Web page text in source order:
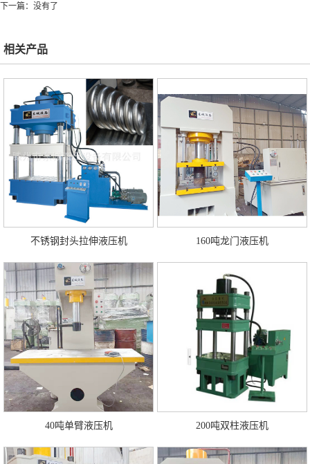
下一篇：没有了
相关产品
不锈钢封头拉伸液压机 160吨龙门液压机
40吨单臂液压机 200吨双柱液压机